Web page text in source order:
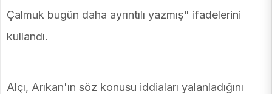
Çalmuk bugün daha ayrıntılı yazmış" ifadelerini
kullandı.
Alçı, Arıkan'ın söz konusu iddiaları yalanladığını